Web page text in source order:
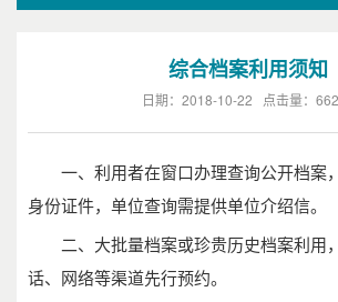
综合档案利用须知
日期：2018-10-22 点击量：
一、利用者在窗口办理查询公开档案
身份证件，单位查询需提供单位介绍信。
二、大批量档案或珍贵历史档案利用
话、网络等渠道先行预约。